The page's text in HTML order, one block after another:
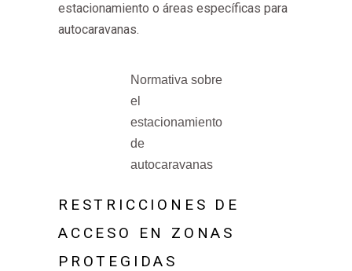
estacionamiento o áreas específicas para
autocaravanas.
Normativa sobre
el
estacionamiento
de
autocaravanas
RESTRICCIONES DE
ACCESO EN ZONAS
PROTEGIDAS